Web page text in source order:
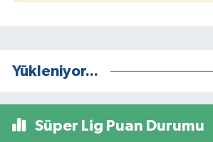
Yükleniyor...
Süper Lig Puan Durumu